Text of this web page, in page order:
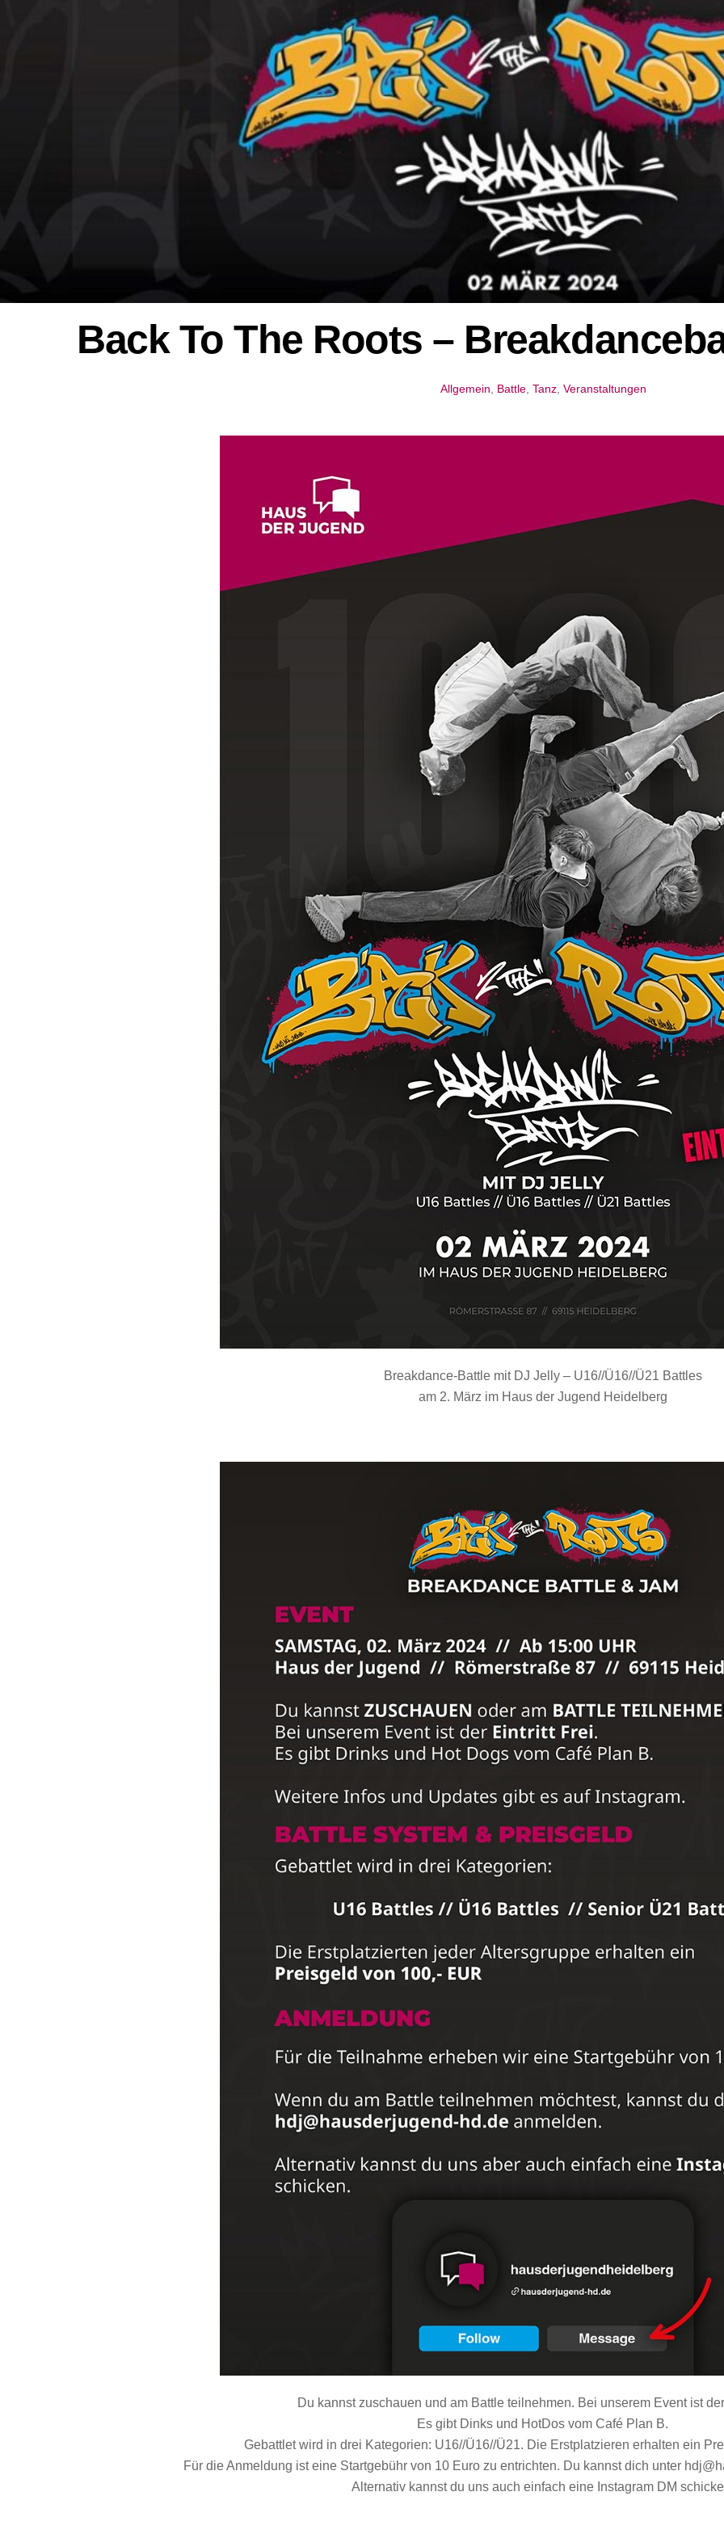
Back To The Roots –
Allgemein Battle, Tanz, Veranstaltungen
Breakdance-Battle mit DJ Jelly – U16//Ü16//Ü21 Battles
am 2. März im Haus der Jugend Heidelberg
Du kannst zuschauen und am Battle teilnehmen. Bei unserem Event ist
Es gibt Dinks und HotDos vom Café Plan B.
Gebattlet wird in drei Kategorien: U16//Ü16//Ü21. Die Erstplatzieren erhalten ein
Für die Anmeldung ist eine Startgebühr von 10 Euro zu entrichten. Du kannst dich unter
Alternativ kannst du uns auch einfach eine Instagram DM